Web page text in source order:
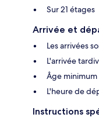
Sur 21 étages
Arrivée et
Les arrivées
L'arrivée
Âge
L'heure de
Instructions